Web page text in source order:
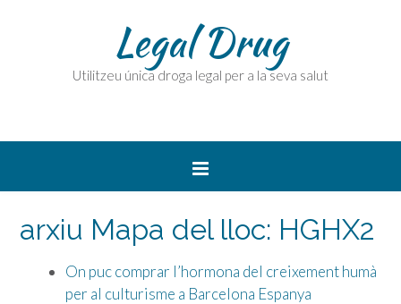
Legal Drug
Utilitzeu única droga legal per a la seva salut
arxiu Mapa del lloc: HGHX2
On puc comprar l’hormona del creixement humà
per al culturisme a Barcelona Espanya